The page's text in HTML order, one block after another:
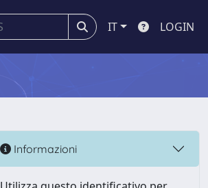
IT LOGIN
Informazioni